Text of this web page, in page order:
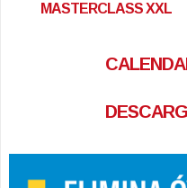
MASTERCLASS XXL